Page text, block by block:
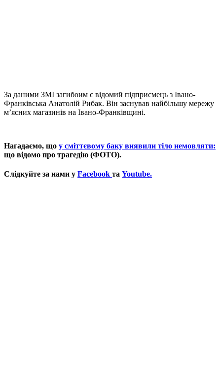
За даними ЗМІ загибоим є відомий підприємець з Івано-
Франківська Анатолій Рибак. Він заснував найбільшу мережу
м’ясних магазинів на Івано-Франківщині.
Нагадаємо, що у сміттєвому баку виявили тіло немовляти:
що відомо про трагедію (ФОТО).
Слідкуйте за нами у Facebook та Youtube.